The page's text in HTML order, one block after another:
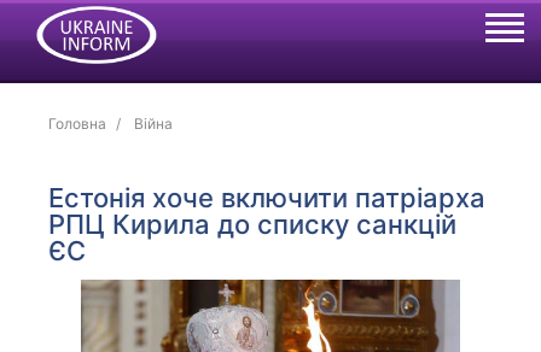
Головна Війна
Естонія хоче включити патріарха
РПЦ Кирила до списку санкцій
ЄС